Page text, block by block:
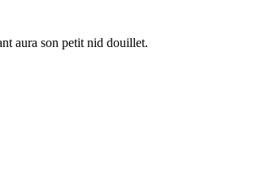
aura son petit nid douillet.